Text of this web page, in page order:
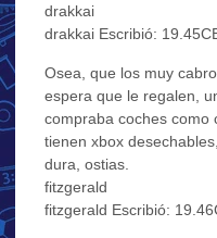
drakkai
drakkai Escribió:
Osea, que los muy
espera que le regalen,
compraba coches como
tienen xbox
dura, ostias.
fitzgerald
fitzgerald Escribió: